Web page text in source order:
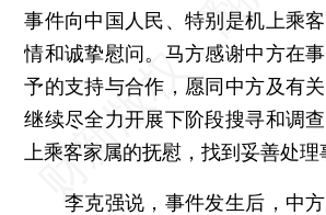
事件向中国人民、特别是机上乘
情和诚挚慰问。马方感谢中方在
予的支持与合作，愿同中方及有
继续尽全力开展下阶段搜寻和调
上乘客家属的抚慰，找到妥善处理
李克强说，事件发生后，中方